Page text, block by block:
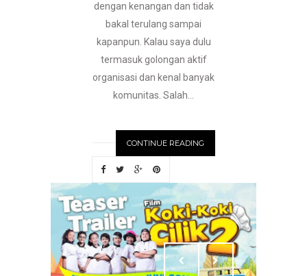
dengan kenangan dan tidak
bakal terulang sampai
kapanpun. Kalau saya dulu
termasuk golongan aktif
organisasi dan kenal banyak
komunitas. Salah...
CONTINUE READING